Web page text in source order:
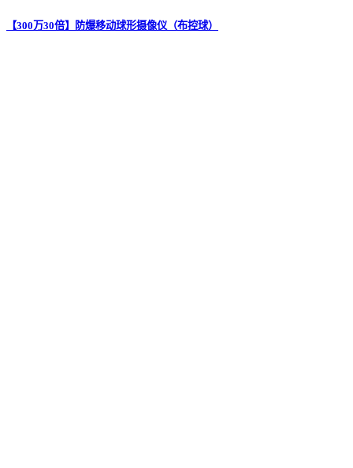
【300万30倍】防爆移动球形摄像仪（布控球）